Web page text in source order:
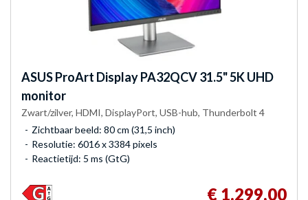
ASUSProArt Display PA32QCV 31.5" 5K UHD
monitor
Zwart/zilver, HDMI, DisplayPort, USB-hub, Thunderbolt 4
Zichtbaar beeld: 80 cm (31,5 inch)
Resolutie: 6016 x 3384 pixels
Reactietijd: 5 ms (GtG)
€ 1.299,00